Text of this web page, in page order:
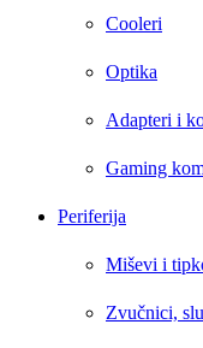
Cooleri
Optika
Adapteri i
Gaming
Periferija
Miševi i
Zvučnici,